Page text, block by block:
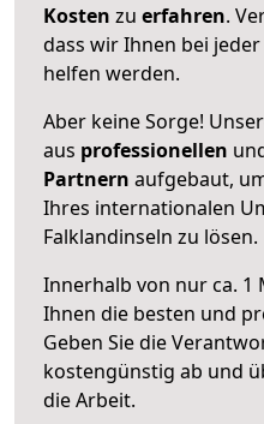
Kosten zu erfahren.
dass wir Ihnen bei
helfen werden.
Aber keine Sorge!
aus professionellen
Partnern aufgebaut,
Ihres internationalen
Falklandinseln zu lösen.
Innerhalb von nur ca. 1
Ihnen die besten und
Geben Sie die
kostengünstig ab und
die Arbeit.